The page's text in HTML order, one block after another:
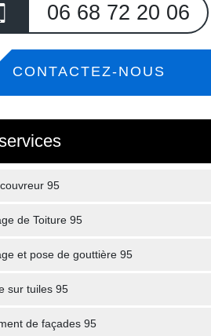
06 68 72 20 06
CONTACTEZ-NOUS
95
de Toiture 95
et pose de gouttière 95
sur tuiles 95
de façades 95